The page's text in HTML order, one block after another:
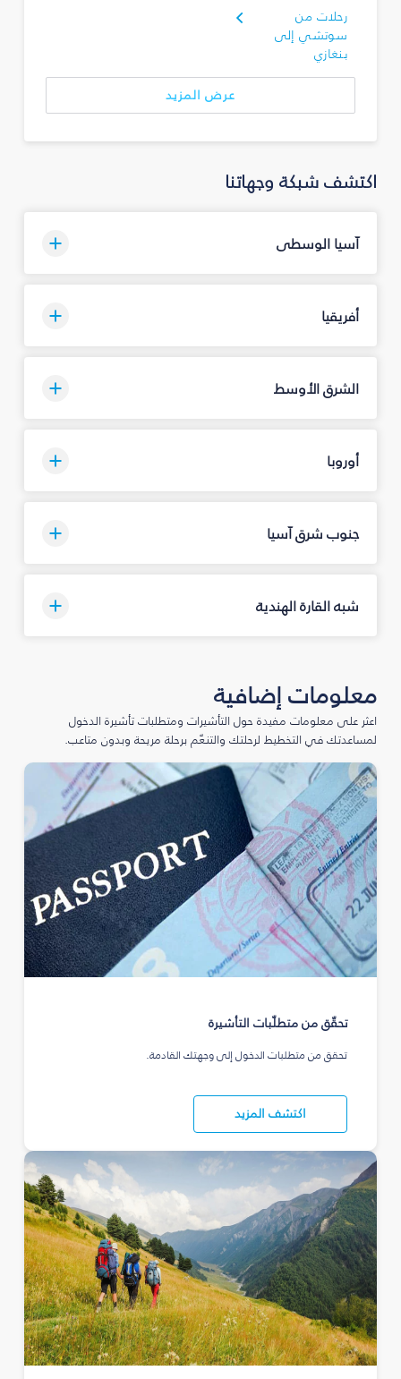
رحلات من
سوتشي إلى
بنغازي
عرض المزيد
اكتشف شبكة وجهاتنا
آسيا الوسطى
أفريقيا
الشرق الأوسط
أوروبا
جنوب شرق آسيا
شبه القارة الهندية
معلومات إضافية
اعثر على معلومات مفيدة حول التأشيرات ومتطلبات تأشيرة الدخول
لمساعدتك في التخطيط لرحلتك والتنعّم برحلة مريحة وبدون متاعب.
تحقّق من متطلّبات التأشيرة
تحقق من متطلبات الدخول إلى وجهتك القادمة.
اكتشف المزيد